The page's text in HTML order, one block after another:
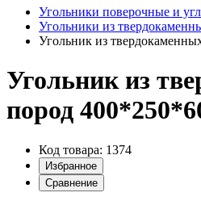
Угольники поверочные и
Угольники из
Угольник из
Угольник из
пород
Код товара: 1374
Избранное
Сравнение